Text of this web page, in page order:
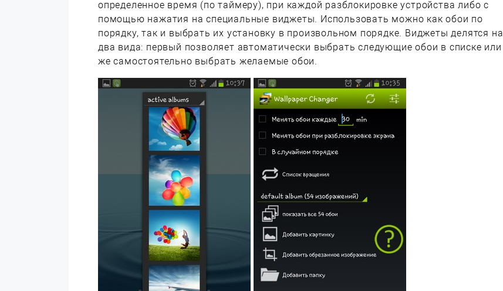
определенное время (по таймеру), при каждой разблокировке устройства либо с
помощью нажатия на специальные виджеты. Использовать можно как обои по
порядку, так и выбрать их установку в произвольном порядке. Виджеты делятся на
два вида: первый позволяет автоматически выбрать следующие обои в списке или
же самостоятельно выбрать желаемые обои.